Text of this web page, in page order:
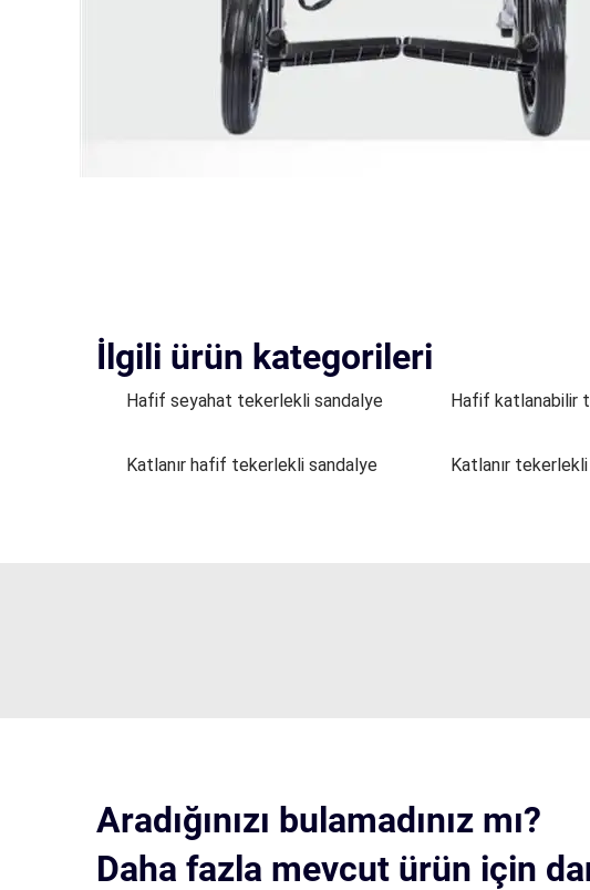
İlgili ürün kategorileri
Hafif seyahat tekerlekli sandalye Hafif katlanabilir
Katlanır hafif tekerlekli sandalye
Katlanır
Aradığınızı bulamadınız mı?
Daha fazla mevcut ürün için